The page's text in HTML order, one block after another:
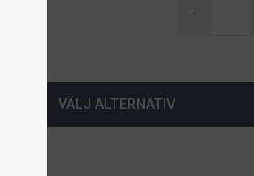
-
VÄLJ ALTERNATIV